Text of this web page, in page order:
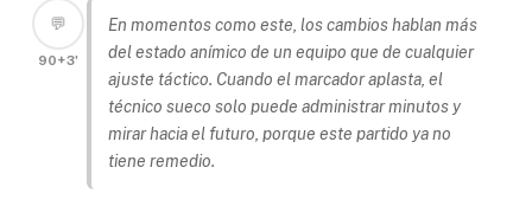
💬
90+3'
En momentos como este, los cambios hablan más
del estado anímico de un equipo que de cualquier
ajuste táctico. Cuando el marcador aplasta, el
técnico sueco solo puede administrar minutos y
mirar hacia el futuro, porque este partido ya no
tiene remedio.